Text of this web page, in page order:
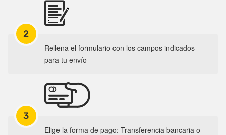
2
Rellena el formulario con los campos indicados
para tu envío
3
Elige la forma de pago: Transferencia bancaria o